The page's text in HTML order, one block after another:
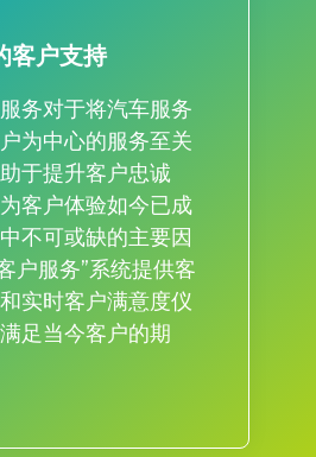
客户支持
务对于将汽车服务
为中心的服务至关
于提升客户忠诚
客户体验如今已成
不可或缺的主要因
户服务”系统提供客
实时客户满意度仪
足当今客户的期